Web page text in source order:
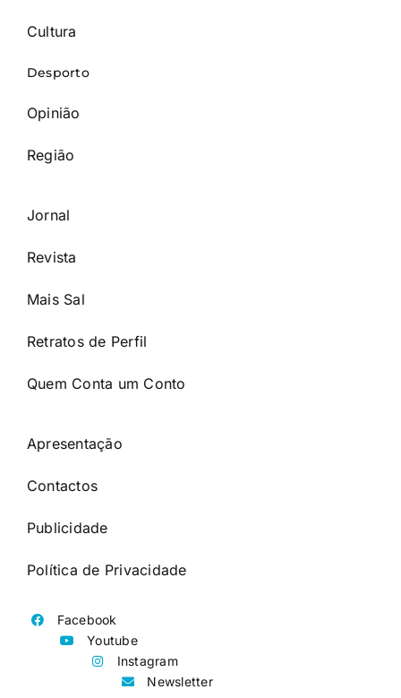
Cultura
Desporto
Opinião
Região
Jornal
Revista
Mais Sal
Retratos de Perfil
Quem Conta um Conto
Apresentação
Contactos
Publicidade
Política de Privacidade
Facebook
Youtube
Instagram
Newsletter